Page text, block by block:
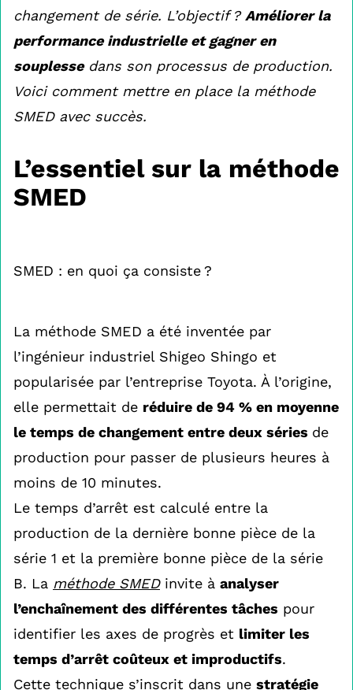
changement de série. L’objectif ? Améliorer la
performance industrielle et gagner en
souplessedans son processus de production.
Voici comment mettre en place la méthode
SMED avec succès.
L’essentiel sur la méthode
SMED
SMED : en quoi ça consiste ?
La méthode SMED a été inventée par
l’ingénieur industriel Shigeo Shingo et
popularisée par l’entreprise Toyota. À l’origine,
elle permettait de réduire de 94 % en moyenne
le temps de changement entre deux séries de
production pour passer de plusieurs heures à
moins de 10 minutes.
Le temps d’arrêt est calculé entre la
production de la dernière bonne pièce de la
série 1 et la première bonne pièce de la série
B. La méthode SMEDinvite à analyser
l’enchaînement des différentes tâches pour
identifier les axes de progrès et limiter les
temps d’arrêt coûteux et improductifs.
Cette technique s’inscrit dans une stratégie